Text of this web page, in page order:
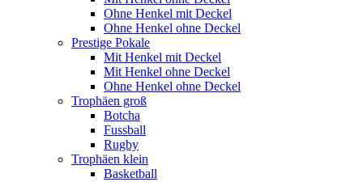
Ohne Henkel mit Deckel
Ohne Henkel ohne Deckel
Prestige Pokale
Mit Henkel mit Deckel
Mit Henkel ohne Deckel
Ohne Henkel ohne Deckel
Trophäen groß
Botcha
Fussball
Rugby
Trophäen klein
Basketball